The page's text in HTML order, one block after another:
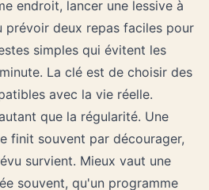
endroit, lancer une lessive à
prévoir deux repas faciles pour
simples qui évitent les
La clé est de choisir des
avec la vie réelle.
que la régularité. Une
finit souvent par décourager,
survient. Mieux vaut une
souvent, qu'un programme